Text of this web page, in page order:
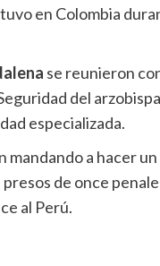
en Colombia
se reunieron
del
especializada.
mandando a hacer un
de once
al Perú.